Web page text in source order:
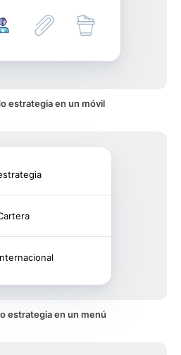
estrategia en un móvil
estrategia en un menú